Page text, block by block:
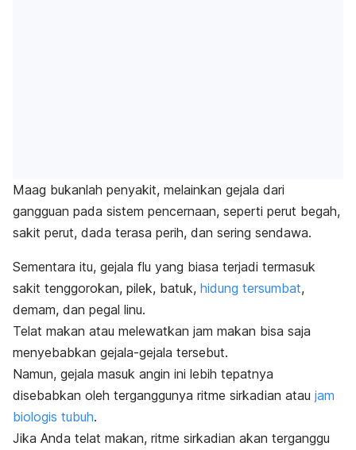
Maag bukanlah penyakit, melainkan gejala dari
gangguan pada sistem pencernaan, seperti perut begah,
sakit perut, dada terasa perih, dan sering sendawa.
Sementara itu, gejala flu yang biasa terjadi termasuk
sakit tenggorokan, pilek, batuk, hidung tersumbat,
demam, dan pegal linu.
Telat makan atau melewatkan jam makan bisa saja
menyebabkan gejala-gejala tersebut.
Namun, gejala masuk angin ini lebih tepatnya
disebabkan oleh terganggunya ritme sirkadian atau jam
biologis tubuh.
Jika Anda telat makan, ritme sirkadian akan terganggu